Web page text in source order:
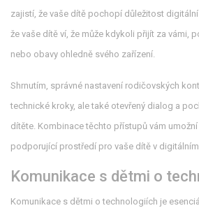
zajistí, že vaše dítě pochopí důležitost
že vaše dítě ví, že může kdykoli přijít za vámi,
nebo obavy ohledně svého zařízení.
Shrnutím, správné nastavení rodičovských
technické kroky, ale také otevřený dialog a
dítěte. Kombinace těchto přístupů vám
podporující prostředí pro vaše dítě v
Komunikace s dětmi o
Komunikace s dětmi o technologiích je